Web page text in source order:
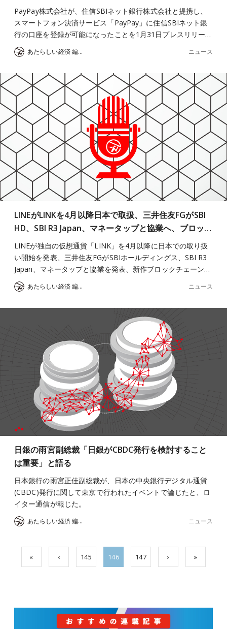
PayPay株式会社が、住信SBIネット銀行株式会社と提携し、
スマートフォン決済サービス「PayPay」に住信SBIネット銀
行の口座を登録が可能になったことを1月31日プレスリリー…
あたらしい経済 編集部 ニュース
LINEがLINKを4月以降日本で取扱、三井住友FGがSBI
HD、SBI R3 Japan、マネータップと協業へ、ブロッ…
LINEが独自の仮想通貨「LINK」を4月以降に日本での取り扱
い開始を発表、三井住友FGがSBIホールディングス、SBI R3
Japan、マネータップと協業を発表、新作ブロックチェーン…
あたらしい経済 編集部 ニュース
日銀の雨宮副総裁「日銀がCBDC発行を検討すること
は重要」と語る
日本銀行の雨宮正佳副総裁が、日本の中央銀行デジタル通貨
(CBDC)発行に関して東京で行われたイベントで論じたと、ロ
イター通信が報じた。
あたらしい経済 編集部 ニュース
« ‹ 145 146 147 › »